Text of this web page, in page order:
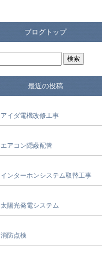
ブログトップ
最近の投稿
アイダ電機改修工事
エアコン隠蔽配管
インターホンシステム取替工事
太陽光発電システム
消防点検